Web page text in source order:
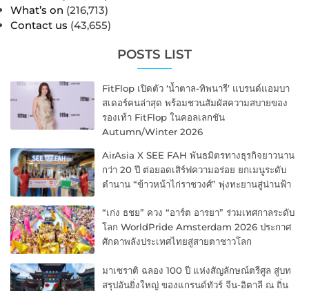
What’s on (216,713)
Contact us (43,655)
POSTS LIST
FitFlop เปิดตัว ‘น้ำตาล-ทิพนารี’ แบรนด์แอมบา
สเดอร์คนล่าสุด พร้อมชวนสัมผัสความสบายของ
รองเท้า FitFlop ในคอลเลกชัน
Autumn/Winter 2026
AirAsia X SEE FAH พันธมิตรทางธุรกิจยาวนาน
กว่า 20 ปี ต่อยอดเสิร์ฟความอร่อย ยกเมนูระดับ
ตำนาน “ข้าวหน้าไก่ราชวงศ์” พุ่งทะยานสู่น่านฟ้า
“เก่ง ธชย” ควง “อาร์ต อารยา” ร่วมเทศกาลระดับ
โลก WorldPride Amsterdam 2026 ประกาศ
ศักดาพลังประเทศไทยสู่สายตาชาวโลก
มาเซราติ ฉลอง 100 ปี แห่งสัญลักษณ์ตรีศูล สู่บท
สรุปอันยิ่งใหญ่ ของแกรนด์ทัวร์ จีน-อิตาลี ณ ถิ่น